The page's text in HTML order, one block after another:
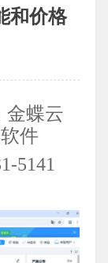
和价格
金蝶云
件
5141